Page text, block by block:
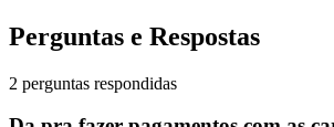
Perguntas e Respostas
2 perguntas respondidas